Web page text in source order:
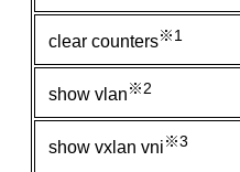
clear counters※1
show vlan※2
show vxlan vni※3